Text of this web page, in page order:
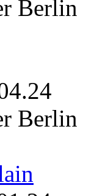
Berlin
Berlin